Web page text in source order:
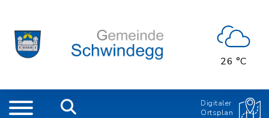
26 °C
Digitaler
Ortsplan